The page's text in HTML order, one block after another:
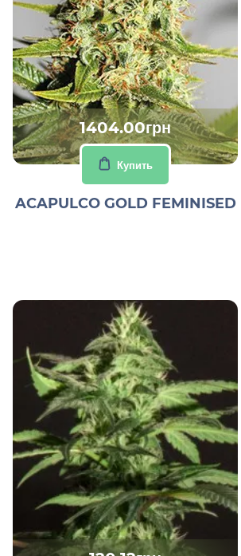
1404.00грн
Купить
ACAPULCO GOLD FEMINISED